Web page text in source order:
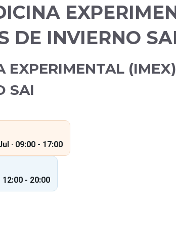
DE INVIERNO
EXPERIMENTAL
SAI
· 09:00 - 17:00
12:00 - 20:00